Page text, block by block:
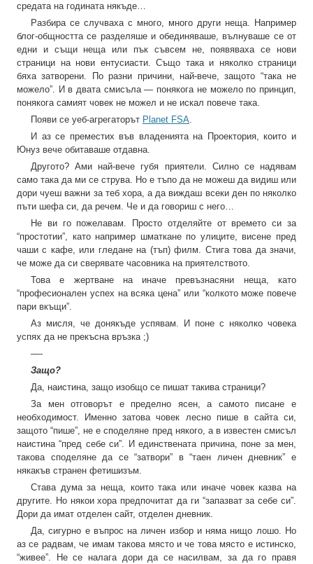
средата на годината някъде…
Разбира се случваха с много, много други неща. Например
блог-общността се разделяше и обединяваше, вълнуваше се от
едни и същи неща или пък съвсем не, появяваха се нови
страници на нови ентусиасти. Също така и няколко страници
бяха затворени. По разни причини, най-вече, защото “така не
можело”. И в двата смисъла — понякога не можело по принцип,
понякога самият човек не можел и не искал повече така.
Появи се уеб-агрегаторът Planet FSA.
И аз се преместих във владенията на Проектория, които и
Юнуз вече обитаваше отдавна.
Другото? Ами най-вече губя приятели. Силно се надявам
само така да ми се струва. Но е тъпо да не можеш да видиш или
дори чуеш важни за теб хора, а да виждаш всеки ден по няколко
пъти шефа си, да речем. Че и да говориш с него…
Не ви го пожелавам. Просто отделяйте от времето си за
“простотии”, като например шматкане по улиците, висене пред
чаши с кафе, или гледане на (тъп) филм. Стига това да значи,
че може да си сверявате часовника на приятелството.
Това е жертване на иначе превъзнасяни неща, като
“професионален успех на всяка цена” или “колкото може повече
пари вкъщи”.
Аз мисля, че донякъде успявам. И поне с няколко човека
успях да не прекъсна връзка ;)
—-
Защо?
Да, наистина, защо изобщо се пишат такива страници?
За мен отговорът е пределно ясен, а самото писане е
необходимост. Именно затова човек лесно пише в сайта си,
защото “пише”, не е споделяне пред някого, а в известен смисъл
наистина “пред себе си”. И единствената причина, поне за мен,
такова споделяне да се “затвори” в “таен личен дневник” е
някакъв странен фетишизъм.
Става дума за неща, които така или иначе човек казва на
другите. Но някои хора предпочитат да ги “запазват за себе си”.
Дори да имат отделен сайт, отделен дневник.
Да, сигурно е въпрос на личен избор и няма нищо лошо. Но
аз се радвам, че имам такова място и че това място е истинско,
“живее”. Не се налага дори да се насилвам, за да го правя